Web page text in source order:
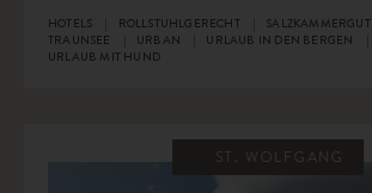
HOTELS ROLLSTUHLGERECHT SALZKAMMERGUT
TRAUNSEE
URBAN
URLAUB IN DEN BERGEN
URLAUB MIT HUND
ST. WOLFGANG